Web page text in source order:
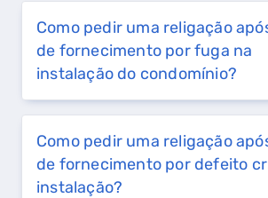
Como pedir uma religação
de fornecimento por fuga na
instalação do condomínio?
Como pedir uma religação
de fornecimento por defeito
instalação?